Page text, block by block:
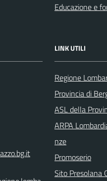
Educazione e
LINK UTILI
Regione
Provincia di
ASL della
ARPA
nze
Promoserio
Sito Presolana